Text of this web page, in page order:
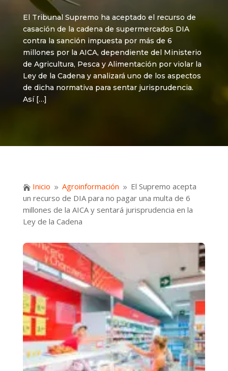
El Tribunal Supremo ha aceptado el recurso de
casación de la cadena de supermercados DIA
contra la sanción impuesta por más de 6
millones por la AICA, dependiente del Ministerio
de Agricultura, Pesca y Alimentación por violar la
Ley de la Cadena y analizará uno de los aspectos
de dicha normativa para sentar jurisprudencia.
Así […]
 Inicio 9 Agroinformación 9 El Supremo acepta
un recurso de DIA para no pagar una multa de 6
millones de la AICA y sentará jurisprudencia en la
Ley de la Cadena